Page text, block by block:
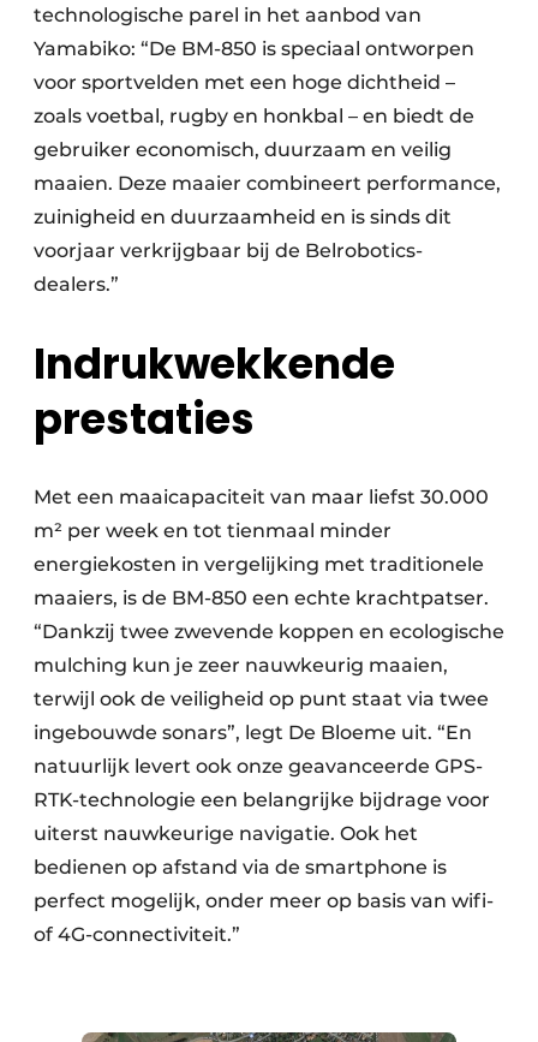
technologische parel in het aanbod van
Yamabiko: “De BM-850 is speciaal ontworpen
voor sportvelden met een hoge dichtheid –
zoals voetbal, rugby en honkbal – en biedt de
gebruiker economisch, duurzaam en veilig
maaien. Deze maaier combineert performance,
zuinigheid en duurzaamheid en is sinds dit
voorjaar verkrijgbaar bij de Belrobotics-
dealers.”
Indrukwekkende
prestaties
Met een maaicapaciteit van maar liefst 30.000
m² per week en tot tienmaal minder
energiekosten in vergelijking met traditionele
maaiers, is de BM-850 een echte krachtpatser.
“Dankzij twee zwevende koppen en ecologische
mulching kun je zeer nauwkeurig maaien,
terwijl ook de veiligheid op punt staat via twee
ingebouwde sonars”, legt De Bloeme uit. “En
natuurlijk levert ook onze geavanceerde GPS-
RTK-technologie een belangrijke bijdrage voor
uiterst nauwkeurige navigatie. Ook het
bedienen op afstand via de smartphone is
perfect mogelijk, onder meer op basis van wifi-
of 4G-connectiviteit.”